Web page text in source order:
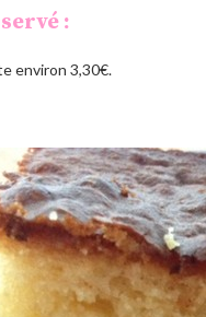
:
environ 3,30€.